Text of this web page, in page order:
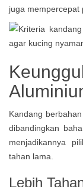
juga mempercepat
Kandang
dibandingkan
menjadikannya
tahan lama.
Lebih